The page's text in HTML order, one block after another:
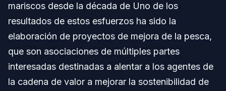
mariscos desde la década de Uno de los
resultados de estos esfuerzos ha sido la
elaboración de proyectos de mejora de la pesca,
que son asociaciones de múltiples partes
interesadas destinadas a alentar a los agentes de
la cadena de valor a mejorar la sostenibilidad de